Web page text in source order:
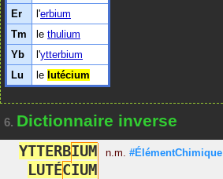
Er
l'erbium
Tm
le thulium
Yb
l'ytterbium
Lu
le lutécium
6. Dictionnaire inverse
YTTERBIUM n.m. #ÉlémentChimique
LUTÉCIUM